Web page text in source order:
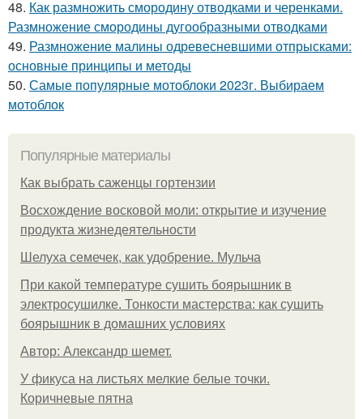
48. Как размножить смородину отводками и черенками.
Размножение смородины дугообразными отводками
49. Размножение малины одревесневшими отпрысками:
основные принципы и методы
50. Самые популярные мотоблоки 2023г. Выбираем
мотоблок
Популярные материалы
Как выбрать саженцы гортензии
Восхождение восковой моли: открытие и изучение
продукта жизнедеятельности
Шелуха семечек, как удобрение. Мульча
При какой температуре сушить боярышник в
электросушилке. Тонкости мастерства: как сушить
боярышник в домашних условиях
Автор: Александр шемет.
У фикуса на листьях мелкие белые точки.
Коричневые пятна